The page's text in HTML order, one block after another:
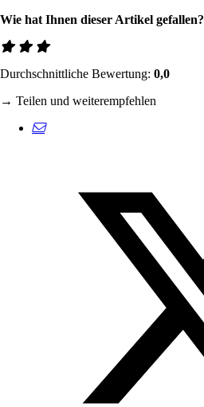
Wie hat Ihnen dieser Artikel gefallen?
Durchschnittliche Bewertung: 0,0
→ Teilen und weiterempfehlen